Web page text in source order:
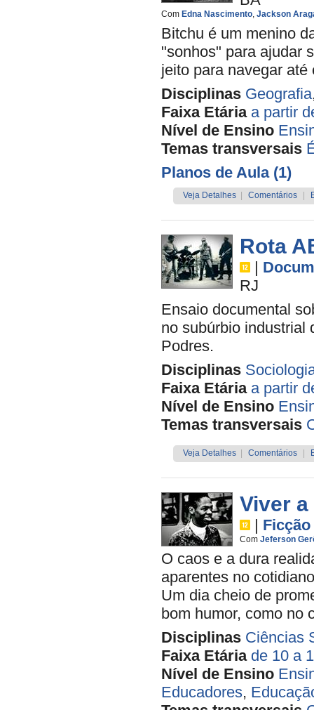
Com Edna Nascimento, Jackson
Bitchu é um menino
"sonhos" para ajudar
jeito para navegar
Disciplinas Geografia
Faixa Etária a partir
Nível de Ensino
Temas transversais
Planos de Aula (1)
Veja Detalhes Comentários
Rota
|
RJ
Ensaio documental
no subúrbio industrial
Podres.
Disciplinas
Faixa Etária a partir
Nível de Ensino
Temas transversais
Veja Detalhes Comentários
Viver a
| Ficção
Com Jeferson
O caos e a dura
aparentes no
Um dia cheio de
bom humor, como no
Disciplinas Ciências
Faixa Etária de 10 a
Nível de Ensino
Educadores,